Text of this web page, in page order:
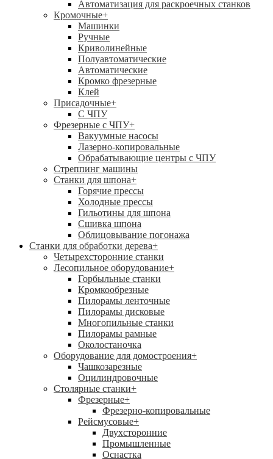
Автоматизация для раскроечных станков
Кромочные+
Машинки
Ручные
Криволинейные
Полуавтоматические
Автоматические
Кромко фрезерные
Клей
Присадочные+
С ЧПУ
Фрезерные с ЧПУ+
Вакуумные насосы
Лазерно-копировальные
Обрабатывающие центры с ЧПУ
Стреппинг машины
Станки для шпона+
Горячие прессы
Холодные прессы
Гильотины для шпона
Сшивка шпона
Облицовывание погонажа
Станки для обработки дерева+
Четырехсторонние станки
Лесопильное оборудование+
Горбыльные станки
Кромкообрезные
Пилорамы ленточные
Пилорамы дисковые
Многопильные станки
Пилорамы рамные
Околостаночка
Оборудование для домостроения+
Чашкозарезные
Оцилиндровочные
Столярные станки+
Фрезерные+
Фрезерно-копировальные
Рейсмусовые+
Двухсторонние
Промышленные
Оснастка